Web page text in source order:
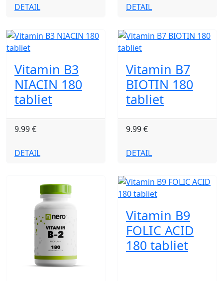
DETAIL DETAIL
Vitamin B3
NIACIN 180
tabliet
9.99 €
DETAIL
Vitamin B7
BIOTIN 180
tabliet
9.99 €
DETAIL
Vitamin B9
FOLIC ACID
180 tabliet